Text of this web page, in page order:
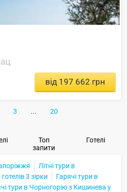
від 197 662 грн
3 20
Топ
запити
Готелі
Літні тури в
3 зірки
Гарячі тури в
тури в Чорногорію з Кишинева у